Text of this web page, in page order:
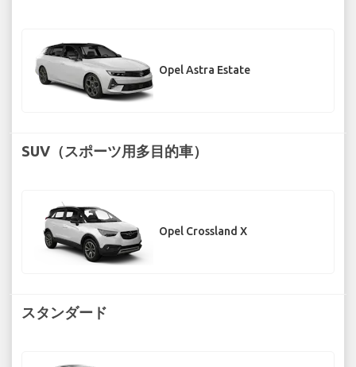
Opel Astra Estate
SUV（スポーツ用多目的車）
Opel Crossland X
スタンダード